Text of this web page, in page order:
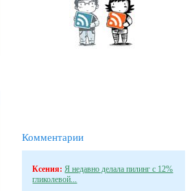
Комментарии
Ксения: Я недавно делала пилинг с 12%
гликолевой...